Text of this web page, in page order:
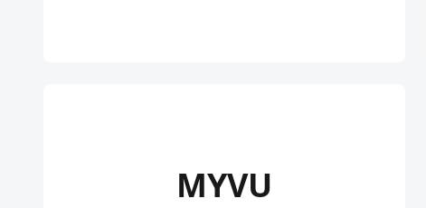
MYVU